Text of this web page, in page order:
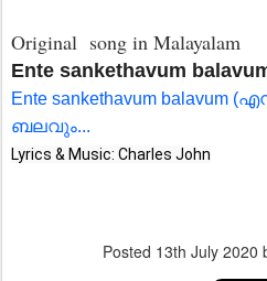
Original song in Malayalam
En‍te sankethavum
En‍te sankethavum
ബലവും...
Lyrics & Music: Charles John
Posted 13th July 2020